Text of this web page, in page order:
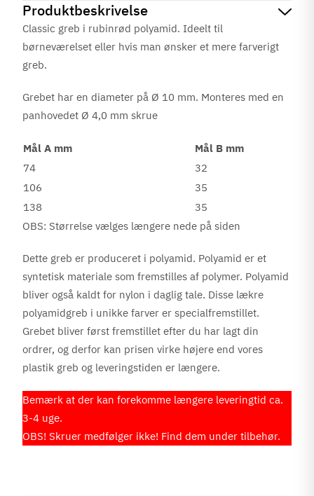
Produktbeskrivelse
Classic greb i rubinrød polyamid. Ideelt til
børneværelset eller hvis man ønsker et mere farverigt
greb.
Grebet har en diameter på Ø 10 mm. Monteres med en
panhovedet Ø 4,0 mm skrue
Mål A mm
Mål B mm
74
32
106
35
138
35
OBS: Størrelse vælges længere nede på siden
Dette greb er produceret i polyamid. Polyamid er et
syntetisk materiale som fremstilles af polymer. Polyamid
bliver også kaldt for nylon i daglig tale. Disse lækre
polyamidgreb i unikke farver er specialfremstillet.
Grebet bliver først fremstillet efter du har lagt din
ordrer, og derfor kan prisen virke højere end vores
plastik greb og leveringstiden er længere.
Bemærk at der kan forekomme længere leveringtid ca.
3-4 uge.
OBS! Skruer medfølger ikke! Find dem under tilbehør.